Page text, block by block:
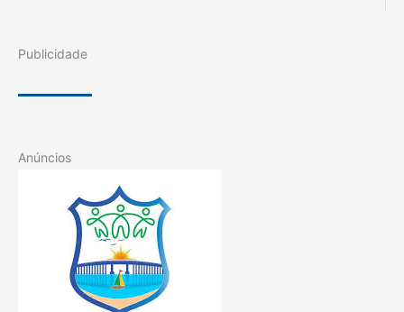
Publicidade
Anúncios